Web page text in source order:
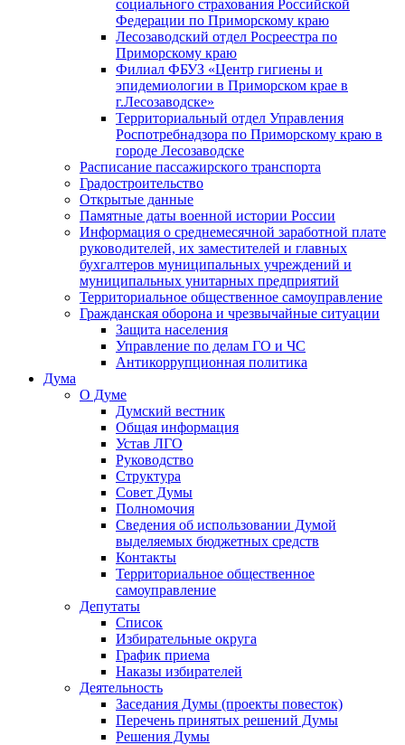
социального страхования Российской
Федерации по Приморскому краю
Лесозаводский отдел Росреестра по
Приморскому краю
Филиал ФБУЗ «Центр гигиены и
эпидемиологии в Приморском крае в
г.Лесозаводске»
Территориальный отдел Управления
Роспотребнадзора по Приморскому краю в
городе Лесозаводске
Расписание пассажирского транспорта
Градостроительство
Открытые данные
Памятные даты военной истории России
Информация о среднемесячной заработной плате
руководителей, их заместителей и главных
бухгалтеров муниципальных учреждений и
муниципальных унитарных предприятий
Территориальное общественное самоуправление
Гражданская оборона и чрезвычайные ситуации
Защита населения
Управление по делам ГО и ЧС
Антикоррупционная политика
Дума
О Думе
Думский вестник
Общая информация
Устав ЛГО
Руководство
Структура
Совет Думы
Полномочия
Сведения об использовании Думой
выделяемых бюджетных средств
Контакты
Территориальное общественное
самоуправление
Депутаты
Список
Избирательные округа
График приема
Наказы избирателей
Деятельность
Заседания Думы (проекты повесток)
Перечень принятых решений Думы
Решения Думы